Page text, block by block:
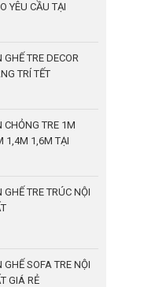
YÊU CẦU TẠI
GHẾ TRE DECOR
TRÍ TẾT
CHỎNG TRE 1M
1,4M 1,6M TẠI
GHẾ TRE TRÚC NỘI
GHẾ SOFA TRE NỘI
GIÁ RẺ